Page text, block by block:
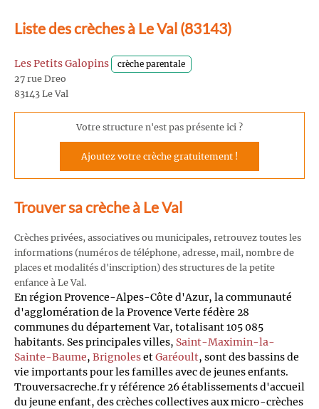
Liste des crèches à Le Val (83143)
Les Petits Galopins crèche parentale
27 rue Dreo
83143 Le Val
Votre structure n'est pas présente ici ?
Ajoutez votre crèche gratuitement !
Trouver sa crèche à Le Val
Crèches privées, associatives ou municipales, retrouvez toutes les
informations (numéros de téléphone, adresse, mail, nombre de
places et modalités d'inscription) des structures de la petite
enfance à Le Val.
En région Provence-Alpes-Côte d'Azur, la communauté
d'agglomération de la Provence Verte fédère 28
communes du département Var, totalisant 105 085
habitants. Ses principales villes, Saint-Maximin-la-
Sainte-Baume, BrignolesetGaréoult, sont des bassins de
vie importants pour les familles avec de jeunes enfants.
Trouversacreche.fr y référence 26 établissements d'accueil
du jeune enfant, des crèches collectives aux micro-crèches